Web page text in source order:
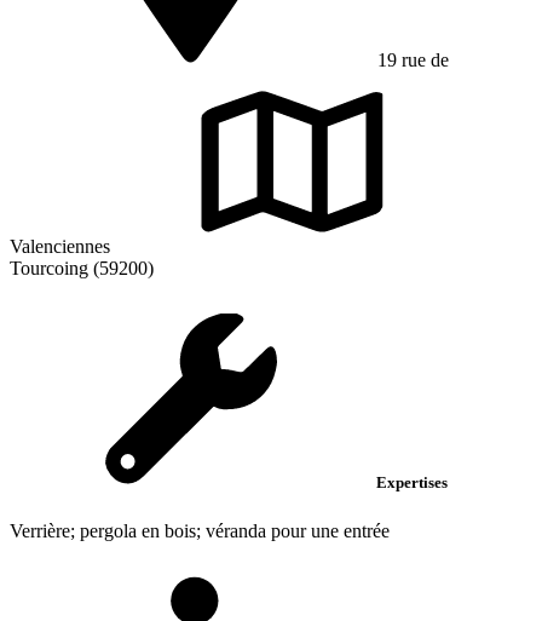
19 rue de
Valenciennes
Tourcoing (59200)
Expertises
Verrière; pergola en bois; véranda pour une entrée